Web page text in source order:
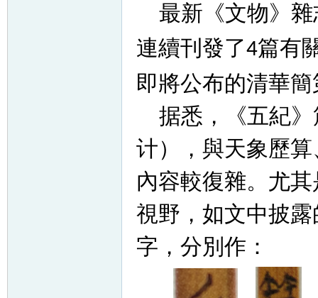
最新《文物》雜
連續刊發了4篇有
即將公布的清華
据悉，《五紀》
计），與天象歷
內容較復雜。尤
視野，如文中披
字，分別作：